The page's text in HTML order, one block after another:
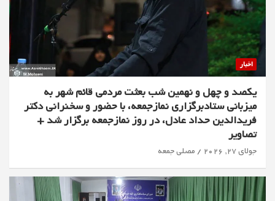
اخبار
یکصد و چهل و نهمین شب بعثت مردمی قائم شهر به
میزبانی ستادبرگزاری نمازجمعه، با حضور و سخنرانی دکتر
فریدالدین حداد عادل، در روز نمازجمعه برگزار شد +
تصاویر
جولای 27, 2026 مصلی جمعه